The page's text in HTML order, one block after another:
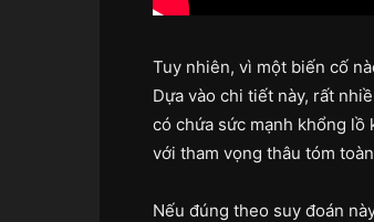
Tuy nhiên, vì một biến cố
Dựa vào chi tiết này, rất
có chứa sức mạnh khổng lồ
với tham vọng thâu tóm
Nếu đúng theo suy đoán